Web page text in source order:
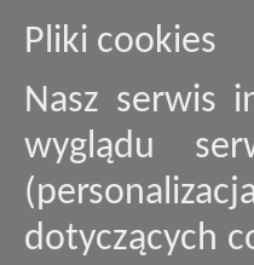
Pliki cookies
Nasz serwis
wyglądu
dotyczących